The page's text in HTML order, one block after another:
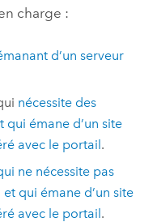
charge :
d’un serveur
nécessite des
émane d’un site
avec le portail.
ne nécessite pas
qui émane d’un site
avec le portail.